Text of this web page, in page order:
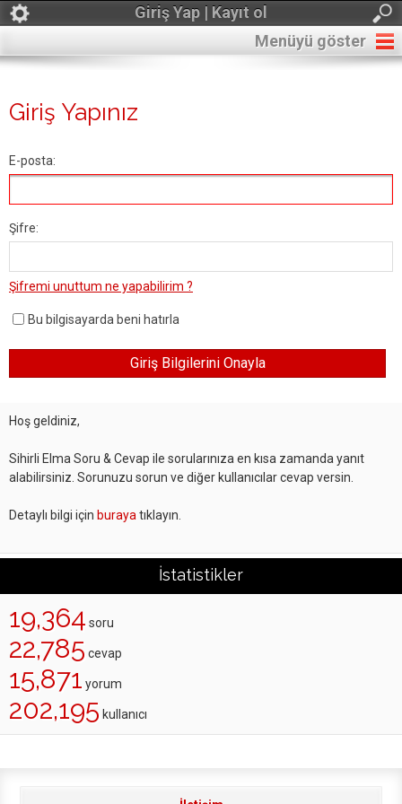
Giriş Yap | Kayıt ol
Menüyü göster
Giriş Yapınız
E-posta:
Şifre:
Şifremi unuttum ne yapabilirim ?
Bu bilgisayarda beni hatırla
Hoş geldiniz,
Sihirli Elma Soru & Cevap ile sorularınıza en kısa zamanda yanıt
alabilirsiniz. Sorunuzu sorun ve diğer kullanıcılar cevap versin.
Detaylı bilgi için buraya tıklayın.
İstatistikler
19,364 soru
22,785 cevap
15,871 yorum
202,195 kullanıcı